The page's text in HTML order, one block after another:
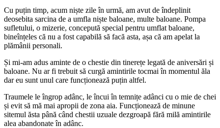
Cu puțin timp, acum niște zile în urmă, am avut de îndeplinit
deosebita sarcina de a umfla niște baloane, multe baloane. Pompa
sufletului, o mizerie, concepută special pentru umflat baloane,
bineînțeles că nu a fost capabilă să facă asta, așa că am apelat la
plămânii personali.
Și mi-am adus aminte de o chestie din tinerețe legată de aniversări și
baloane. Nu ar fi trebuit să curgă amintirile tocmai în momentul ăla
dar eu sunt unul care funcționează puțin altfel.
Traumele le îngrop adânc, le încui în temnițe adânci cu o mie de chei
și evit să mă mai apropii de zona aia. Funcționează de minune
sitemul ăsta până când chestii uzuale dezgroapă fără milă amintirile
alea abandonate în adânc.